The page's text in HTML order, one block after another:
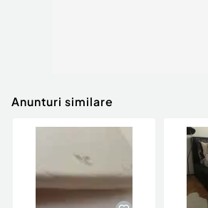
Anunturi similare